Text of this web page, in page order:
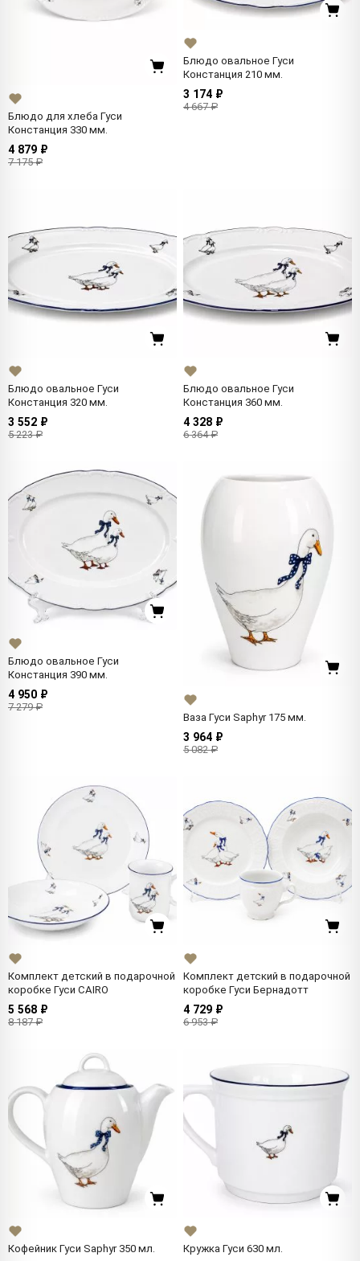
Блюдо для хлеба Гуси
Констанция 330 мм.
4 879 ₽
7 175 ₽
Блюдо овальное Гуси
Констанция 210 мм.
3 174 ₽
4 667 ₽
Блюдо овальное Гуси
Констанция 320 мм.
3 552 ₽
5 223 ₽
Блюдо овальное Гуси
Констанция 360 мм.
4 328 ₽
6 364 ₽
Блюдо овальное Гуси
Констанция 390 мм.
4 950 ₽
7 279 ₽
Ваза Гуси Saphyr 175 мм.
3 964 ₽
5 082 ₽
Комплект детский в подарочной
коробке Гуси CAIRO
5 568 ₽
8 187 ₽
Комплект детский в подарочной
коробке Гуси Бернадотт
4 729 ₽
6 953 ₽
Кофейник Гуси Saphyr 350 мл. Кружка Гуси 630 мл.